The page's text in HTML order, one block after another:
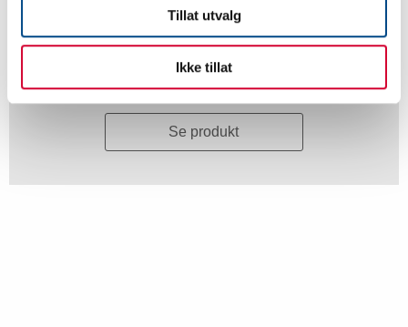
Tillat utvalg
Ikke tillat
330
Eks. mva
Se produkt